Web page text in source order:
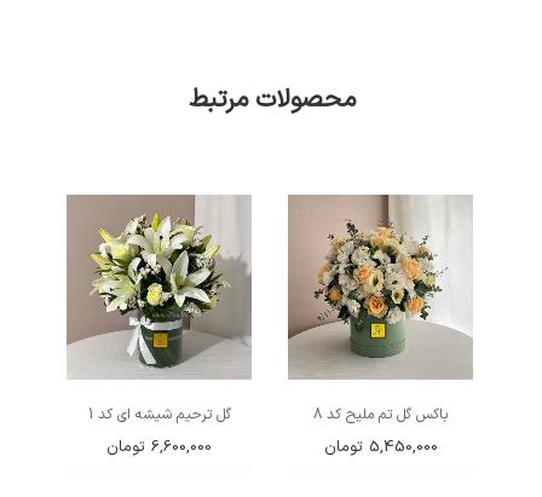
محصولات مرتبط
گل ترحیم شیشه ای کد 1
6,600,000 تومان
باکس گل تم ملیح کد 8
5,450,000 تومان